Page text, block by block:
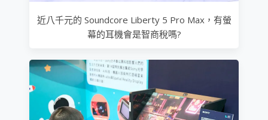
近八千元的 Soundcore Liberty 5 Pro Max，有螢
幕的耳機會是智商稅嗎?